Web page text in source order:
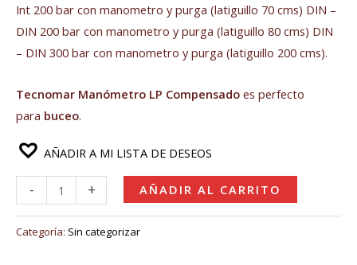
Int 200 bar con manometro y purga (latiguillo 70 cms) DIN –
DIN 200 bar con manometro y purga (latiguillo 80 cms) DIN
– DIN 300 bar con manometro y purga (latiguillo 200 cms).
Tecnomar Manómetro LP Compensado es perfecto
para buceo.
AÑADIR A MI LISTA DE DESEOS
- + AÑADIR AL CARRITO
Categoría: Sin categorizar